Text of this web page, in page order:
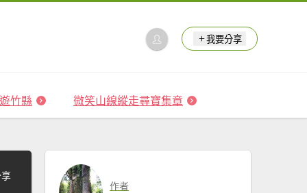
我要分享
竹縣 微笑山線縱走尋寶集章
作者